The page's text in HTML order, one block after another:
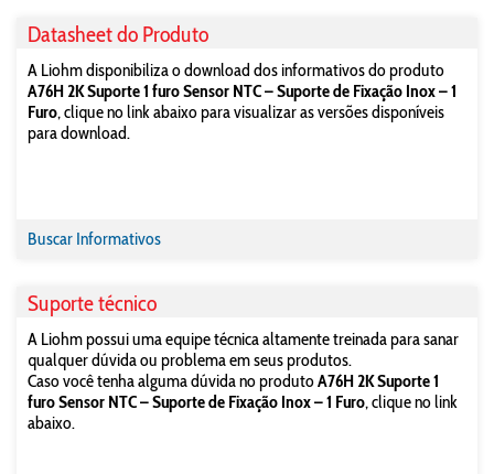
Datasheet do Produto
A Liohm disponibiliza o download dos informativos do produto
A76H 2K Suporte 1 furo Sensor NTC – Suporte de Fixação Inox – 1
Furo, clique no link abaixo para visualizar as versões disponíveis
para download.
Buscar Informativos
Suporte técnico
A Liohm possui uma equipe técnica altamente treinada para sanar
qualquer dúvida ou problema em seus produtos.
Caso você tenha alguma dúvida no produtoA76H 2K Suporte 1
furo Sensor NTC – Suporte de Fixação Inox – 1 Furo, clique no link
abaixo.